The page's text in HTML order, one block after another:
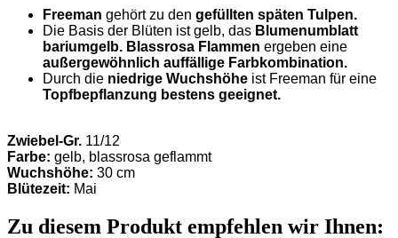
Freeman gehört zu den gefüllten späten Tulpen.
Die Basis der Blüten ist gelb, das Blumenumblatt
bariumgelb. Blassrosa Flammen ergeben eine
außergewöhnlich auffällige Farbkombination.
Durch die niedrige Wuchshöhe ist Freeman für eine
Topfbepflanzung bestens geeignet.
Zwiebel-Gr. 11/12
Farbe: gelb, blassrosa geflammt
Wuchshöhe: 30 cm
Blütezeit: Mai
Zu diesem Produkt empfehlen wir Ihnen: